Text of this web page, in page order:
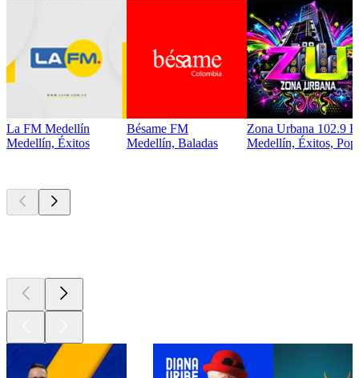
La FM Medellín
Medellín, Éxitos
Bésame FM
Medellín, Baladas
Zona Urbana 102.9
Medellín, Éxitos, Pop